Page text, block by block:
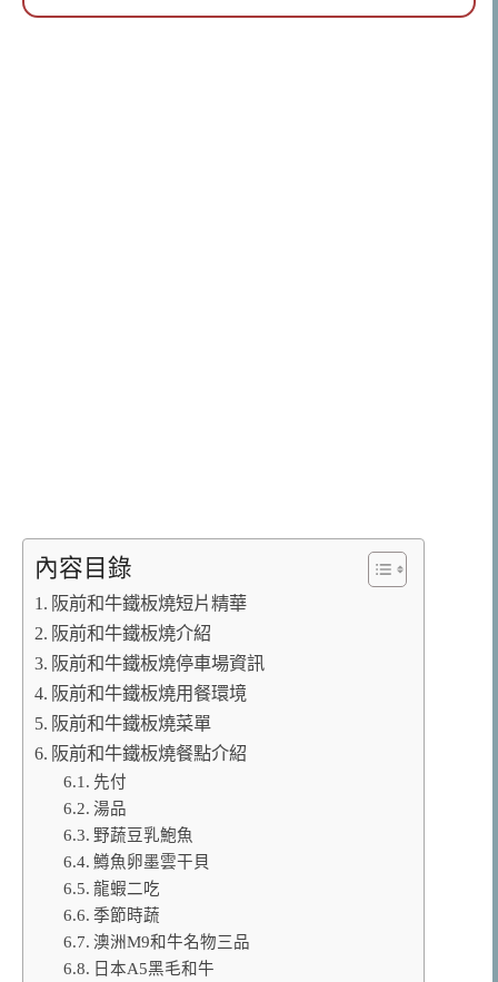
內容目錄
阪前和牛鐵板燒短片精華
阪前和牛鐵板燒介紹
阪前和牛鐵板燒停車場資訊
阪前和牛鐵板燒用餐環境
阪前和牛鐵板燒菜單
阪前和牛鐵板燒餐點介紹
先付
湯品
野蔬豆乳鮑魚
鱒魚卵墨雲干貝
龍蝦二吃
季節時蔬
澳洲M9和牛名物三品
日本A5黑毛和牛